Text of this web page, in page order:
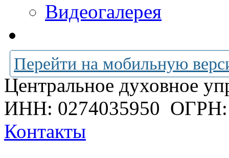
Видеогалерея
Перейти на мобильную
Центральное духовное
ИНН: 0274035950 ОГРН:
Контакты